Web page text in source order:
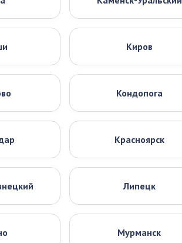
Киров
Кондопога
Красноярск
Липецк
Мурманск